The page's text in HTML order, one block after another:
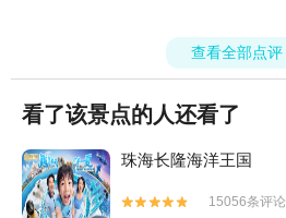
查看全部点评
看了该景点的人还看了
珠海长隆海洋王国


15056条评论